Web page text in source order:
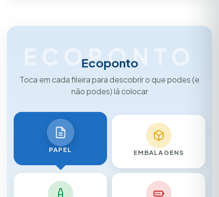
ECOPONTO
Ecoponto
Toca em cada fileira para descobrir o que podes (e
não podes) lá colocar
PAPEL EMBALAGENS